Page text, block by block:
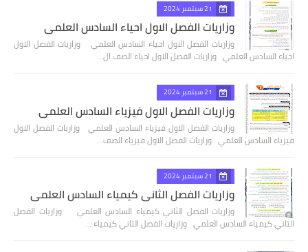
21 سبتمبر 2024
وزاريات الفصل الاول احياء السادس العلمي
وزاريات الفصل الاول احياء السادس العلمي وزاريات الفصل الاول
احياء السادس العلمي وزاريات الفصل الاول احياء الصف ال…
21 سبتمبر 2024
وزاريات الفصل الاول فيزياء السادس العلمي
وزاريات الفصل الاول فيزياء السادس العلمي وزاريات الفصل الاول
فيزياء السادس العلمي وزاريات الفصل الاول فيزياء الصف…
21 سبتمبر 2024
وزاريات الفصل الثاني كيمياء السادس العلمي
وزاريات الفصل الثاني كيمياء السادس العلمي وزاريات الفصل
الثاني كيمياء السادس العلمي وزاريات الفصل الثاني كيمياء …